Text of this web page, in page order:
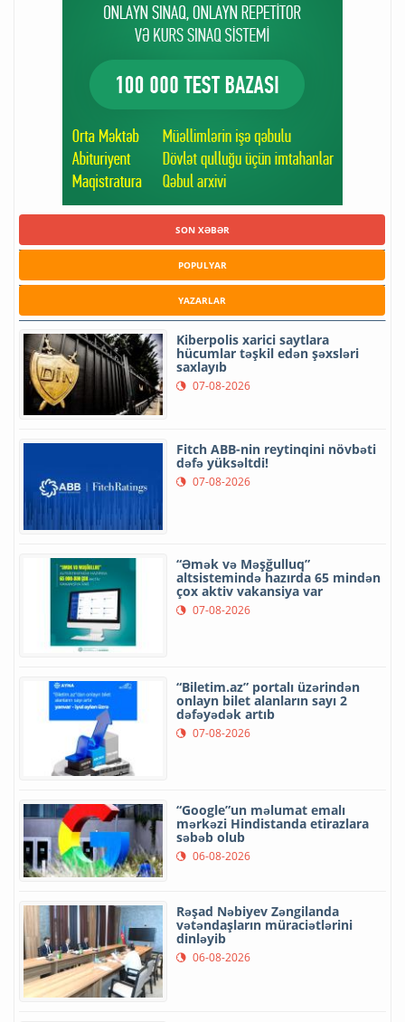
SON XƏBƏR
POPULYAR
YAZARLAR
Kiberpolis xarici saytlara
hücumlar təşkil edən şəxsləri
saxlayıb
07-08-2026
Fitch ABB-nin reytinqini növbəti
dəfə yüksəltdi!
07-08-2026
“Əmək və Məşğulluq”
altsistemində hazırda 65 mindən
çox aktiv vakansiya var
07-08-2026
“Biletim.az” portalı üzərindən
onlayn bilet alanların sayı 2
dəfəyədək artıb
07-08-2026
“Google”un məlumat emalı
mərkəzi Hindistanda etirazlara
səbəb olub
06-08-2026
Rəşad Nəbiyev Zəngilanda
vətəndaşların müraciətlərini
dinləyib
06-08-2026